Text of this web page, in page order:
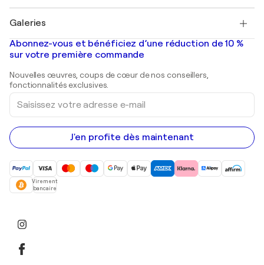
Banksy
Mr. Brainwash
Shepard Fairey
Tableaux abstraits à vendre
Peintures de paysage
Estampes
Peintures acryliques
Galeries
Galeries d'art en France
Galeries d'art en Belgique
Abonnez-vous et bénéficiez d’une réduction de 10 %
sur votre première commande
Nouvelles œuvres, coups de cœur de nos conseillers,
fonctionnalités exclusives.
Saisissez
votre
adresse
e-
mail
J'en profite dès maintenant
Virement
bancaire